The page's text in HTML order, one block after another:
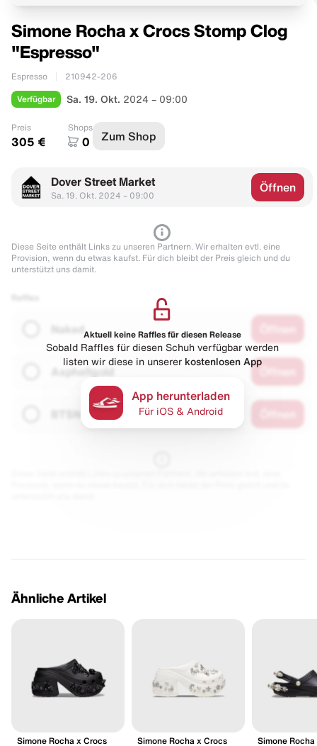
Simone Rocha x Crocs Stomp Clog
"Espresso"
Espresso 210942-206
Verfügbar Sa. 19. Okt. 2024 – 09:00
Preis
305 €
Shops
0 Zum Shop
Dover Street Market
Sa. 19. Okt. 2024 – 09:00
Öffnen
Diese Seite enthält Links zu unseren Partnern. Wir erhalten evtl. eine
Provision, wenn du etwas kaufst. Für dich bleibt der Preis gleich und du
unterstützt uns damit.
Naked
Asphaltgold
Aktuell keine Raffles für diesen Release
Sobald Raffles für diesen Schuh verfügbar werden
listen wir diese in unserer kostenlosen App
App herunterladen
Für iOS & Android
Ähnliche Artikel
Simone Rocha x Crocs
Simone Rocha x Crocs
Simone